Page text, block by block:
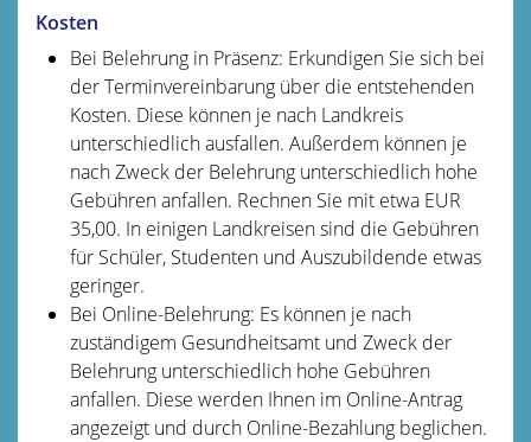
Kosten
Bei Belehrung in Präsenz: Erkundigen Sie sich bei
der Terminvereinbarung über die entstehenden
Kosten. Diese können je nach Landkreis
unterschiedlich ausfallen. Außerdem können je
nach Zweck der Belehrung unterschiedlich hohe
Gebühren anfallen. Rechnen Sie mit etwa EUR
35,00. In einigen Landkreisen sind die Gebühren
für Schüler, Studenten und Auszubildende etwas
geringer.
Bei Online-Belehrung: Es können je nach
zuständigem Gesundheitsamt und Zweck der
Belehrung unterschiedlich hohe Gebühren
anfallen. Diese werden Ihnen im Online-Antrag
angezeigt und durch Online-Bezahlung beglichen.